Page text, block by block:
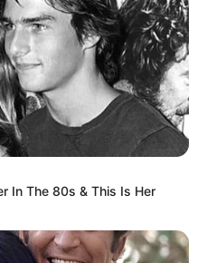
Acesse aqui
In The 80s & This Is Her